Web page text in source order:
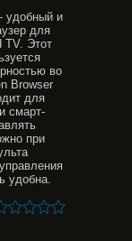
и
для
TV. Этот
во
Browsеr
для
смарт-
при
удобна.